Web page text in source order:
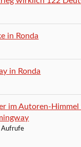
in Ronda
in Ronda
im Autoren-Himmel
Aufrufe